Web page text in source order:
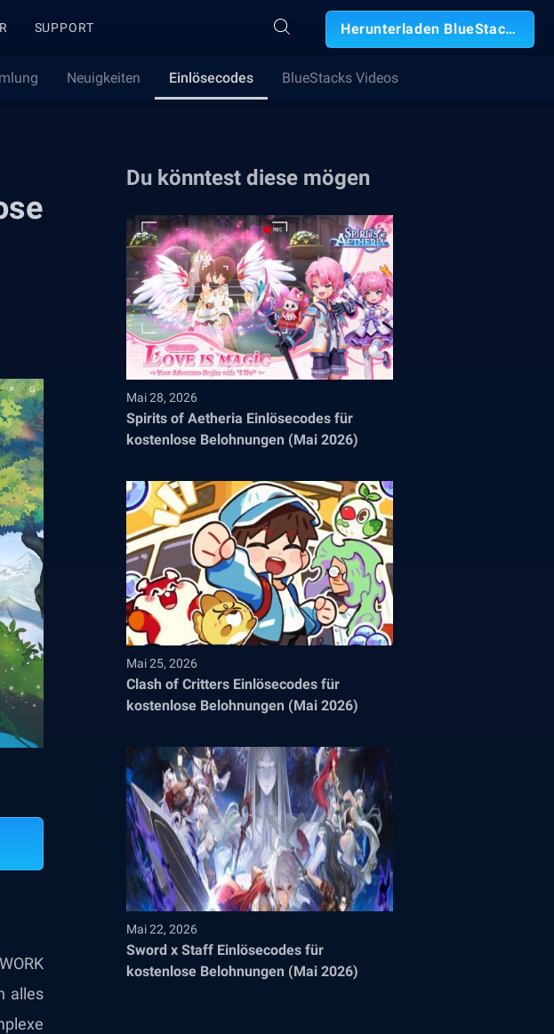
SUPPORT Herunterladen BlueStacks
Neuigkeiten Einlösecodes BlueStacks Videos
alles
Du könntest diese mögen
Mai 28, 2026
Spirits of Aetheria Einlösecodes für
kostenlose Belohnungen (Mai 2026)
Mai 25, 2026
Clash of Critters Einlösecodes für
kostenlose Belohnungen (Mai 2026)
Mai 22, 2026
Sword x Staff Einlösecodes für
kostenlose Belohnungen (Mai 2026)